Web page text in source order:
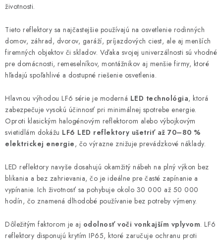
a
i
e
p
r
k
y
v
ý
p
i
s
u
životnosti.
Tieto reflektory sa najčastejšie používajú na osvetlenie rodinných
domov, záhrad, dvorov, garáží, príjazdových ciest, ale aj menších
firemných objektov či skladov. Vďaka svojej univerzálnosti sú vhodné
pre domácnosti, remeselníkov, montážnikov aj menšie firmy, ktoré
hľadajú spoľahlivé a dostupné riešenie osvetlenia.
Hlavnou výhodou LF6 série je moderná LED technológia, ktorá
zabezpečuje vysokú účinnosť pri minimálnej spotrebe energie.
Oproti klasickým halogénovým reflektorom alebo výbojkovým
svietidlám dokážu LF6 LED reflektory ušetriť až 70–80 %
elektrickej energie, čo výrazne znižuje prevádzkové náklady.
LED reflektory navyše dosahujú okamžitý nábeh na plný výkon bez
blikania a bez zahrievania, čo je ideálne pre časté zapínanie a
vypínanie. Ich životnosť sa pohybuje okolo 30 000 až 50 000
hodín, čo znamená dlhodobé používanie bez potreby výmeny.
Dôležitým faktorom je aj odolnosť voči vonkajším vplyvom. LF6
reflektory disponujú krytím IP65, ktoré zaručuje ochranu proti